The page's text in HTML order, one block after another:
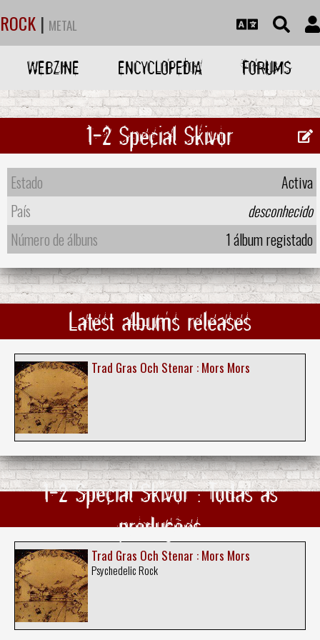
ROCK | METAL
WEBZINE ENCYCLOPEDIA FORUMS
1-2 Special Skivor
Estado
Activa
País
desconhecido
Número de álbuns
1 álbum registado
Latest albums releases
Trad Gras Och Stenar : Mors Mors
1-2 Special Skivor : Todas as
produções
Trad Gras Och Stenar : Mors Mors
Psychedelic Rock